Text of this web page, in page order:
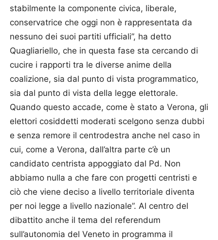
stabilmente la componente civica, liberale,
conservatrice che oggi non è rappresentata da
nessuno dei suoi partiti ufficiali”, ha detto
Quagliariello, che in questa fase sta cercando di
cucire i rapporti tra le diverse anime della
coalizione, sia dal punto di vista programmatico,
sia dal punto di vista della legge elettorale.
Quando questo accade, come è stato a Verona, gli
elettori cosiddetti moderati scelgono senza dubbi
e senza remore il centrodestra anche nel caso in
cui, come a Verona, dall’altra parte c’è un
candidato centrista appoggiato dal Pd. Non
abbiamo nulla a che fare con progetti centristi e
ciò che viene deciso a livello territoriale diventa
per noi legge a livello nazionale”. Al centro del
dibattito anche il tema del referendum
sull’autonomia del Veneto in programma il